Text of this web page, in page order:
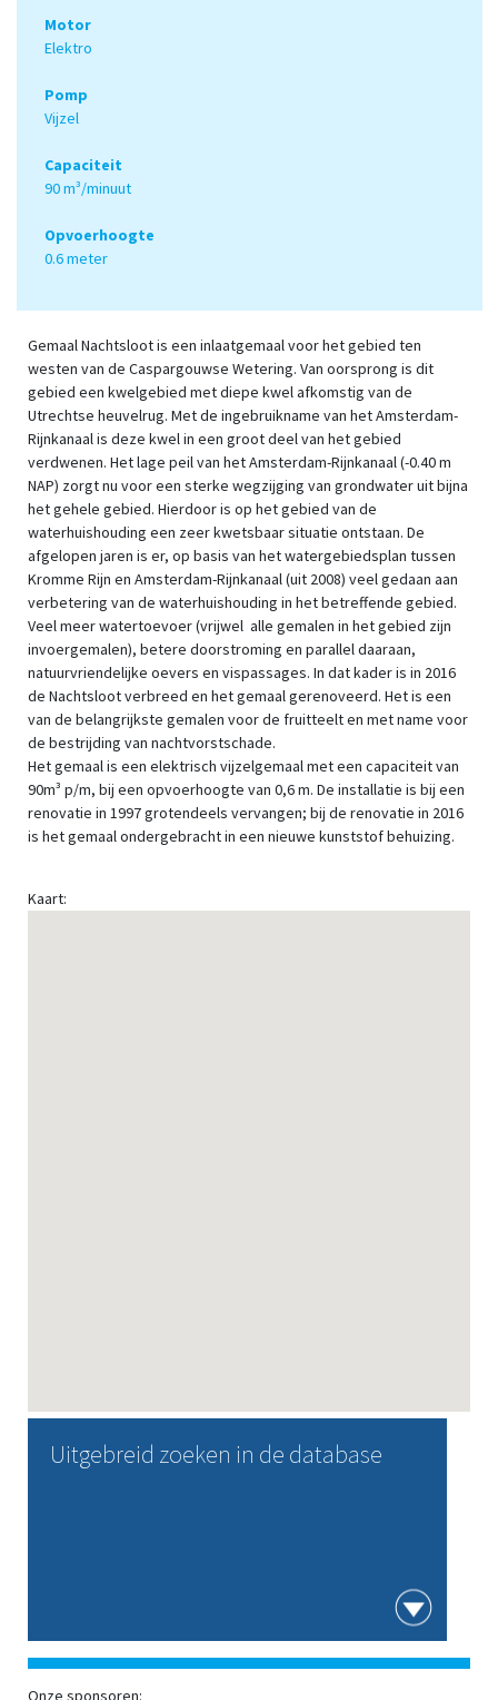
Motor
Elektro
Pomp
Vijzel
Capaciteit
90 m³/minuut
Opvoerhoogte
0.6 meter
Gemaal Nachtsloot is een inlaatgemaal voor het gebied ten
westen van de Caspargouwse Wetering. Van oorsprong is dit
gebied een kwelgebied met diepe kwel afkomstig van de
Utrechtse heuvelrug. Met de ingebruikname van het Amsterdam-
Rijnkanaal is deze kwel in een groot deel van het gebied
verdwenen. Het lage peil van het Amsterdam-Rijnkanaal (-0.40 m
NAP) zorgt nu voor een sterke wegzijging van grondwater uit bijna
het gehele gebied. Hierdoor is op het gebied van de
waterhuishouding een zeer kwetsbaar situatie ontstaan. De
afgelopen jaren is er, op basis van het watergebiedsplan tussen
Kromme Rijn en Amsterdam-Rijnkanaal (uit 2008) veel gedaan aan
verbetering van de waterhuishouding in het betreffende gebied.
Veel meer watertoevoer (vrijwel alle gemalen in het gebied zijn
invoergemalen), betere doorstroming en parallel daaraan,
natuurvriendelijke oevers en vispassages. In dat kader is in 2016
de Nachtsloot verbreed en het gemaal gerenoveerd. Het is een
van de belangrijkste gemalen voor de fruitteelt en met name voor
de bestrijding van nachtvorstschade.
Het gemaal is een elektrisch vijzelgemaal met een capaciteit van
90m³ p/m, bij een opvoerhoogte van 0,6 m. De installatie is bij een
renovatie in 1997 grotendeels vervangen; bij de renovatie in 2016
is het gemaal ondergebracht in een nieuwe kunststof behuizing.
Kaart:
Uitgebreid zoeken in de database
Onze sponsoren: